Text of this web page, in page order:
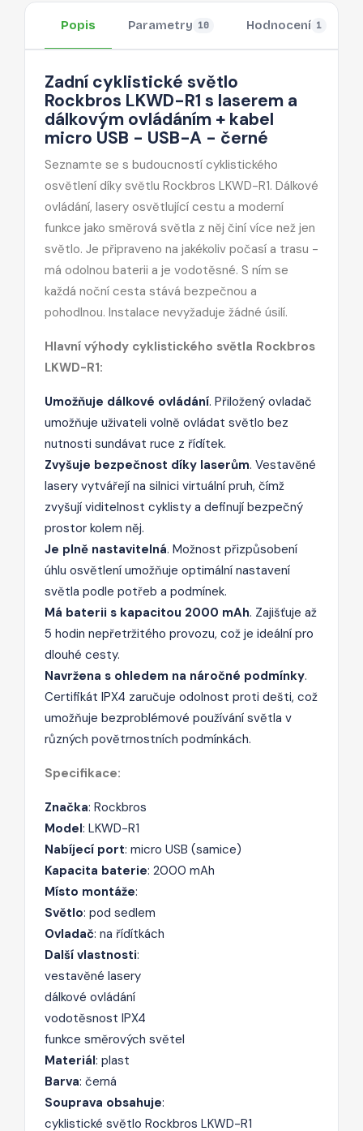
Popis Parametry 10 Hodnocení 1
Zadní cyklistické světlo
Rockbros LKWD-R1 s laserem a
dálkovým ovládáním + kabel
micro USB - USB-A - černé
Seznamte se s budoucností cyklistického
osvětlení díky světlu Rockbros LKWD-R1. Dálkové
ovládání, lasery osvětlující cestu a moderní
funkce jako směrová světla z něj činí více než jen
světlo. Je připraveno na jakékoliv počasí a trasu -
má odolnou baterii a je vodotěsné. S ním se
každá noční cesta stává bezpečnou a
pohodlnou. Instalace nevyžaduje žádné úsilí.
Hlavní výhody cyklistického světla Rockbros
LKWD-R1:
Umožňuje dálkové ovládání. Přiložený ovladač
umožňuje uživateli volně ovládat světlo bez
nutnosti sundávat ruce z řídítek.
Zvyšuje bezpečnost díky laserům. Vestavěné
lasery vytvářejí na silnici virtuální pruh, čímž
zvyšují viditelnost cyklisty a definují bezpečný
prostor kolem něj.
Je plně nastavitelná. Možnost přizpůsobení
úhlu osvětlení umožňuje optimální nastavení
světla podle potřeb a podmínek.
Má baterii s kapacitou 2000 mAh. Zajišťuje až
5 hodin nepřetržitého provozu, což je ideální pro
dlouhé cesty.
Navržena s ohledem na náročné podmínky.
Certifikát IPX4 zaručuje odolnost proti dešti, což
umožňuje bezproblémové používání světla v
různých povětrnostních podmínkách.
Specifikace:
Značka: Rockbros
Model: LKWD-R1
Nabíjecí port: micro USB (samice)
Kapacita baterie: 2000 mAh
Místo montáže:
Světlo: pod sedlem
Ovladač: na řídítkách
Další vlastnosti:
vestavěné lasery
dálkové ovládání
vodotěsnost IPX4
funkce směrových světel
Materiál: plast
Barva: černá
Souprava obsahuje:
cyklistické světlo Rockbros LKWD-R1